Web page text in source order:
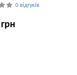
0 відгуків